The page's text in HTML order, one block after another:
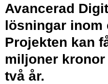
Avancerad
lösningar inom
Projekten kan
miljoner
två år.